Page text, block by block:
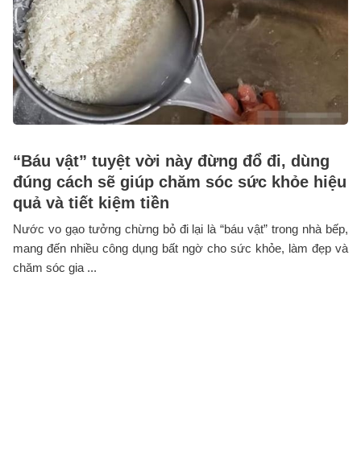
“Báu vật” tuyệt vời này đừng đổ đi, dùng
đúng cách sẽ giúp chăm sóc sức khỏe hiệu
quả và tiết kiệm tiền
Nước vo gạo tưởng chừng bỏ đi lại là “báu vật” trong nhà bếp,
mang đến nhiều công dụng bất ngờ cho sức khỏe, làm đẹp và
chăm sóc gia ...